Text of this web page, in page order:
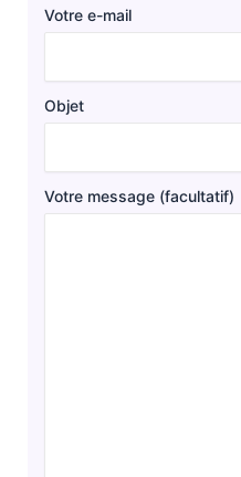
Votre e-mail
Objet
Votre message (facultatif)